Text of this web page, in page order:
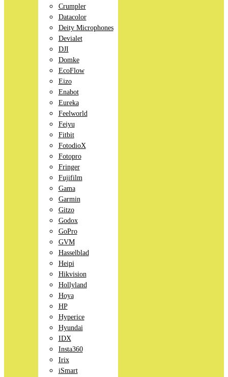
Crumpler
Datacolor
Deity Microphones
Devialet
DJI
Domke
EcoFlow
Eizo
Enabot
Eureka
Feelworld
Feiyu
Fitbit
FotodioX
Fotopro
Fringer
Fujifilm
Gama
Garmin
Gitzo
Godox
GoPro
GVM
Hasselblad
Heipi
Hikvision
Hollyland
Hoya
HP
Hyperice
Hyundai
IDX
Insta360
Irix
iSmart